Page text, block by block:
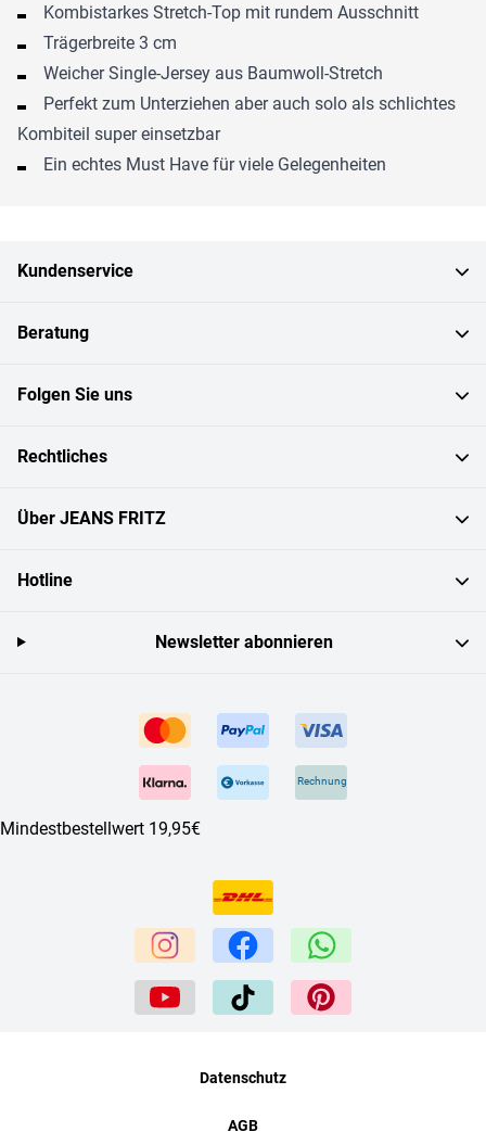
Kombistarkes Stretch-Top mit rundem Ausschnitt
Trägerbreite 3 cm
Weicher Single-Jersey aus Baumwoll-Stretch
Perfekt zum Unterziehen aber auch solo als schlichtes
Kombiteil super einsetzbar
Ein echtes Must Have für viele Gelegenheiten
Kundenservice
Beratung
Folgen Sie uns
Rechtliches
Über JEANS FRITZ
Hotline
Rechnung
Mindestbestellwert 19,95€
Newsletter abonnieren
Datenschutz
AGB